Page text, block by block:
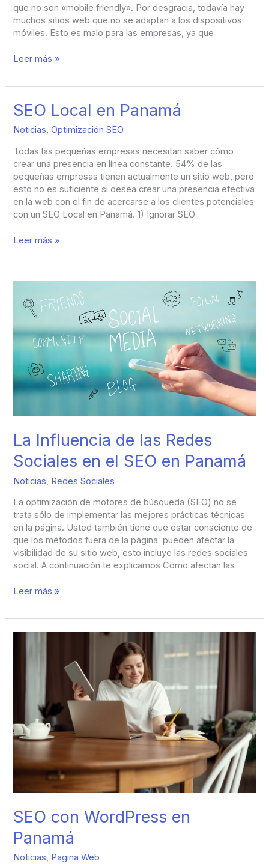
que no son «mobile friendly». Por desgracia, todavía hay
muchos sitios web que no se adaptan a los dispositivos
móviles. Esto es malo para las empresas, ya que
Leer más »
SEO Local en Panamá
Noticias,Optimización SEO
Todas las pequeñas empresas necesitan saber cómo
crear una presencia en línea constante. 54% de las
pequeñas empresas tienen actualmente un sitio web, pero
esto no es suficiente si desea crear una presencia efectiva
en la web con el fin de acercarse a los clientes potenciales
con un SEO Local en Panamá. 1) Ignorar SEO
SEO
Local
en
Leer más »
La Influencia de las Redes
Sociales en el SEO en Panamá
Noticias, Redes Sociales
La optimización de motores de búsqueda (SEO) no se
trata sólo de implementar las mejores prácticas técnicas
en la página. Usted también tiene que estar consciente de
que los métodos fuera de la página pueden afectar la
visibilidad de su sitio web, esto incluye las redes sociales
social. A continuación te explicamos Cómo afectan las
Influencia
Redes
Sociales
en
el
Leer más »
SEO con WordPress en
Panamá
Noticias, Pagina Web